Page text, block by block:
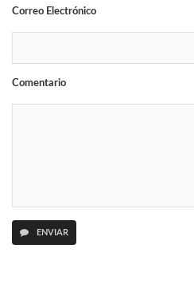
Correo Electrónico
Comentario
ENVIAR